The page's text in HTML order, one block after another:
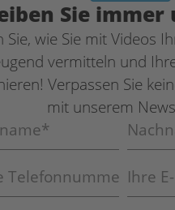
Sie immer
Sie, wie Sie mit Videos
vermitteln und
Verpassen Sie
mit unserem